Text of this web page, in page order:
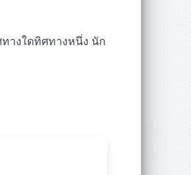
างใดทิศทางหนึ่ง นัก